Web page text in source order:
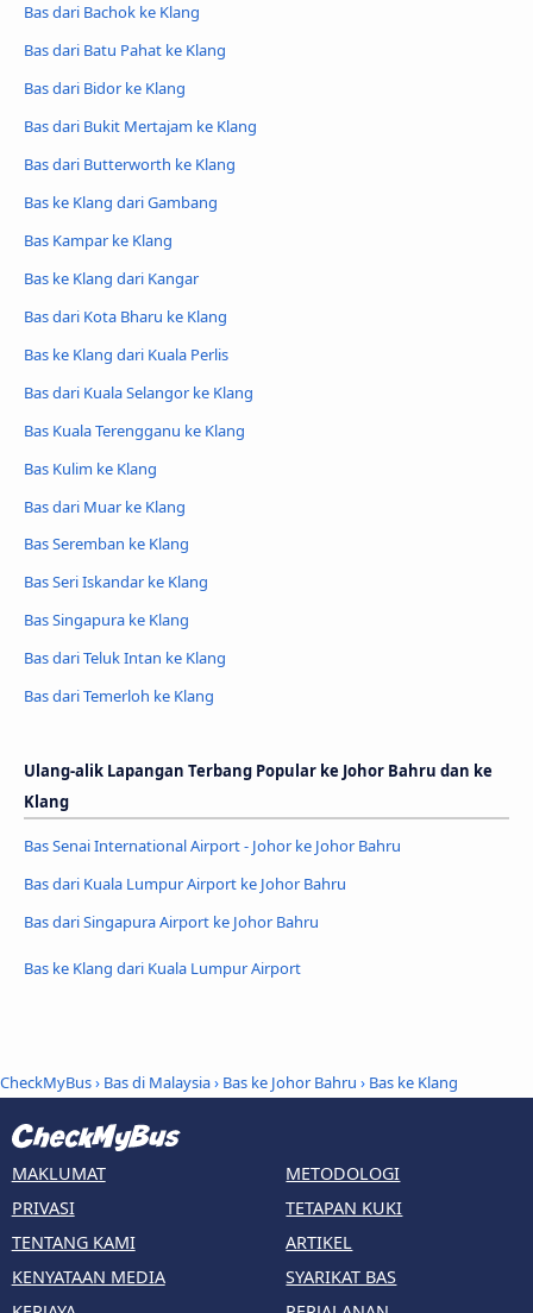
Bas dari Bachok ke Klang
Bas dari Batu Pahat ke Klang
Bas dari Bidor ke Klang
Bas dari Bukit Mertajam ke Klang
Bas dari Butterworth ke Klang
Bas ke Klang dari Gambang
Bas Kampar ke Klang
Bas ke Klang dari Kangar
Bas dari Kota Bharu ke Klang
Bas ke Klang dari Kuala Perlis
Bas dari Kuala Selangor ke Klang
Bas Kuala Terengganu ke Klang
Bas Kulim ke Klang
Bas dari Muar ke Klang
Bas Seremban ke Klang
Bas Seri Iskandar ke Klang
Bas Singapura ke Klang
Bas dari Teluk Intan ke Klang
Bas dari Temerloh ke Klang
Ulang-alik Lapangan Terbang Popular ke Johor Bahru dan ke
Klang
Bas Senai International Airport - Johor ke Johor Bahru
Bas dari Kuala Lumpur Airport ke Johor Bahru
Bas dari Singapura Airport ke Johor Bahru
Bas ke Klang dari Kuala Lumpur Airport
CheckMyBus› Bas di Malaysia› Bas ke Johor Bahru › Bas ke Klang
MAKLUMAT
PRIVASI
TENTANG KAMI
KENYATAAN MEDIA
METODOLOGI
TETAPAN KUKI
ARTIKEL
SYARIKAT BAS